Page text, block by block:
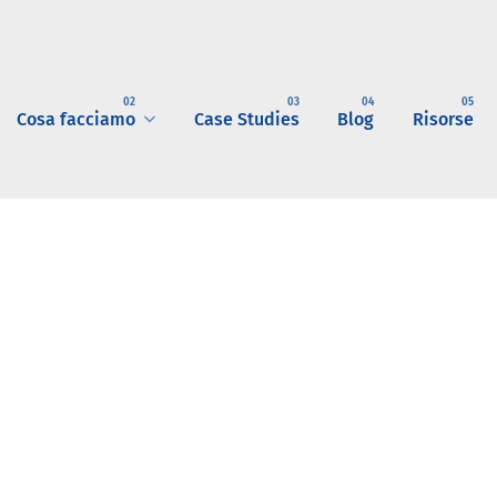
Cosa facciamo Case Studies Blog Risorse